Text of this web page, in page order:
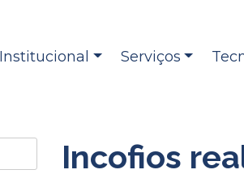
Institucional Serviços
Incofios